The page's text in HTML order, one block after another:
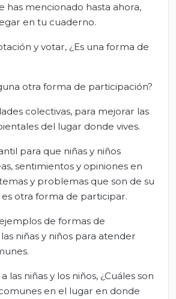
has mencionado hasta ahora,
en tu cuaderno.
y votar, ¿Es una forma de
otra forma de participación?
colectivas, para mejorar las
del lugar donde vives.
para que niñas y niños
sentimientos y opiniones en
y problemas que son de su
otra forma de participar.
de formas de
niñas y niños para atender
las niñas y los niños, ¿Cuáles son
en el lugar en donde